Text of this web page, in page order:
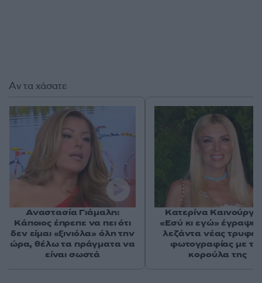
Αν τα χάσατε
Αναστασία Γιάμαλη:
Κάποιος έπρεπε να πει ότι
δεν είμαι «ξινιόλα» όλη την
ώρα, θέλω τα πράγματα να
είναι σωστά
Κατερίνα
«Εσύ κι εγώ» έγραψε
λεζάντα νέας
φωτογραφίας με
κορούλα της